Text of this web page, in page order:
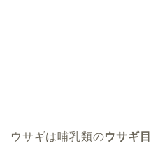
ウサギは哺乳類のウサギ